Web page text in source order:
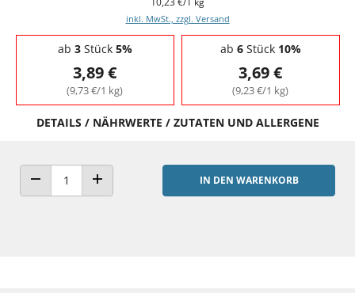
inkl. MwSt., zzgl. Versand
Staffelpreise - Mengenrabatt
ab 3Stück 5%
3,89 €
(9,73 €/1 kg)
ab 6Stück 10%
3,69 €
(9,23 €/1 kg)
DETAILS / NÄHRWERTE / ZUTATEN UND ALLERGENE
ANZAHL VERRINGERNANZAHL ERHÖHEN
IN DEN WARENKORB